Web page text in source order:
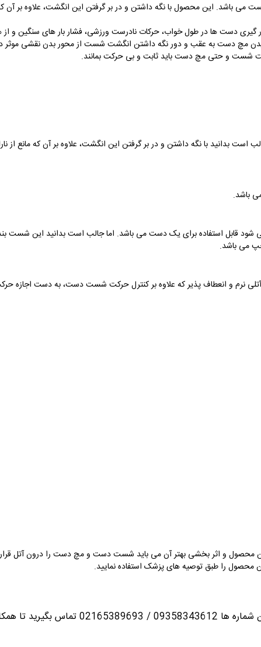
این محصول با نگه داشتن و در بر گرفتن این انگشت، علاوه بر آن که
دست ها در طول خواب، حرکات نادرست ورزشی، فشار بار های سنگین و از
مچ دست به عقب و دور نگه داشتن انگشت شست از محور بدن نقشی موثر
شست و حتی مچ دست باید ثابت و بی حرکت بمانند.
بدانید با نگه داشتن و در بر گرفتن این انگشت، علاوه بر آن که مانع از
باشد.
شود قابل استفاده برای یک دست می باشد. اما جالب است بدانید این شست
می باشد.
نرم و انعطاف پذیر که علاوه بر کنترل حرکت شست دست، به دست اجازه حرکت
محصول و اثر بخشی بهتر آن می باید شست دست و مچ دست را درون آتل قرار
را طبق توصیه های پزشک استفاده نمایید.
تماس بگیرید تا